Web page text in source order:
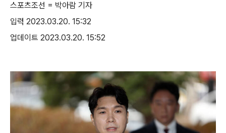
스포츠조선 = 박아람 기자
입력 2023.03.20. 15:32
업데이트 2023.03.20. 15:52